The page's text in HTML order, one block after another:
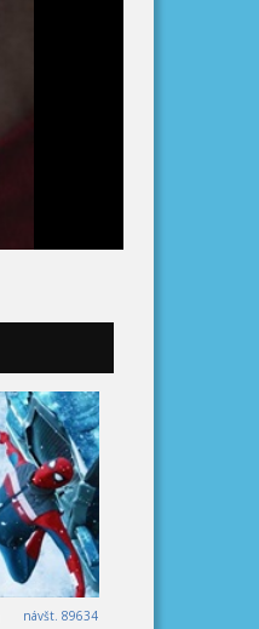
návšt. 89634